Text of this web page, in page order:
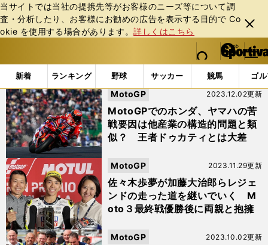
当サイトでは当社の提携先等がお客様のニーズ等について調
査・分析したり、お客様にお勧めの広告を表⽰する⽬的で Co
okie を使⽤する場合があります。詳しくはこちら
閉じ
る
web Sportiva (webスポルティーバ)
検索
マイペ
ー
ジ
メニュ
新着 ランキング 野球 サッカー 競馬 ゴ
b
ス
ポ
ル
テ
ィ
ー
バ
「#Moto3」の最新ニュース・ 情報
MotoGPでのホンダ、ヤマハの苦
戦要因は他産業の構造的問題と類
似？ 王者ドゥカティとは大差
2023.12.02更新
MotoGP
佐々木歩夢が加藤大治郎らレジェ
ンドの走った道を継いでいく M
oto３最終戦優勝後に両親と抱擁
2023.11.29更新
MotoGP
2023.10.02更新
MotoGP